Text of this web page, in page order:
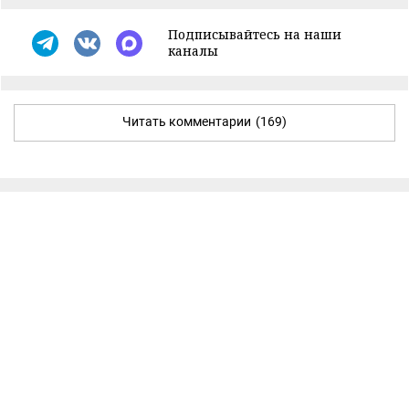
Подписывайтесь на наши
каналы
Читать комментарии (169)